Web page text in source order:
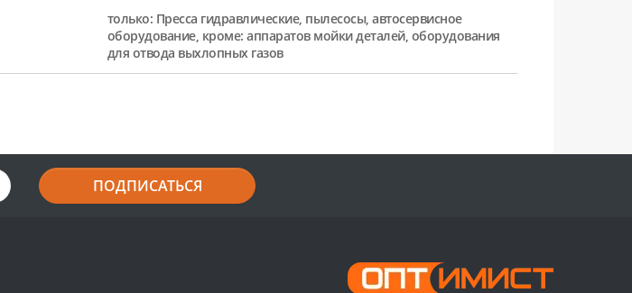
только: Пресса гидравлические, пылесосы, автосервисное
оборудование, кроме: аппаратов мойки деталей, оборудования
для отвода выхлопных газов
ПОДПИСАТЬСЯ